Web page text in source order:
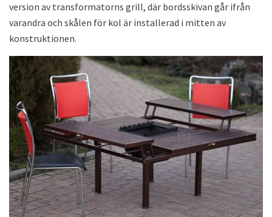
version av transformatorns grill, där bordsskivan går ifrån
varandra och skålen för kol är installerad i mitten av
konstruktionen.